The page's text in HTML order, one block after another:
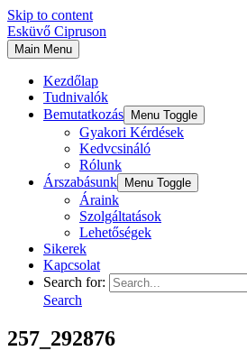
Skip to content
Esküvő Cipruson
Main Menu
Kezdőlap
Tudnivalók
Bemutatkozás
Menu Toggle
Gyakori Kérdések
Kedvcsináló
Rólunk
Árszabásunk
Menu Toggle
Áraink
Szolgáltatások
Lehetőségek
Sikerek
Kapcsolat
Search for:
Search
257_292876